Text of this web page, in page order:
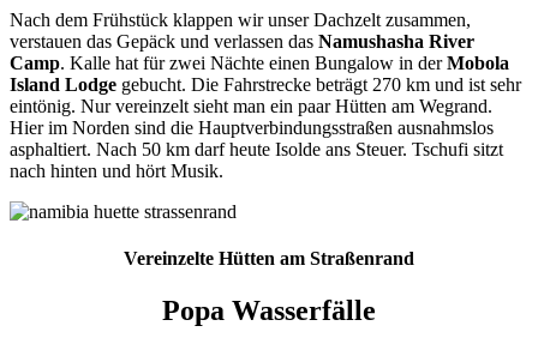
Nach dem Frühstück klappen wir unser Dachzelt zusammen,
verstauen das Gepäck und verlassen das Namushasha River
Camp. Kalle hat für zwei Nächte einen Bungalow in derMobola
Island Lodge gebucht. Die Fahrstrecke beträgt 270 km und ist sehr
eintönig. Nur vereinzelt sieht man ein paar Hütten am Wegrand.
Hier im Norden sind die Hauptverbindungsstraßen ausnahmslos
asphaltiert. Nach 50 km darf heute Isolde ans Steuer. Tschufi sitzt
nach hinten und hört Musik.
Vereinzelte Hütten am Straßenrand
Popa Wasserfälle